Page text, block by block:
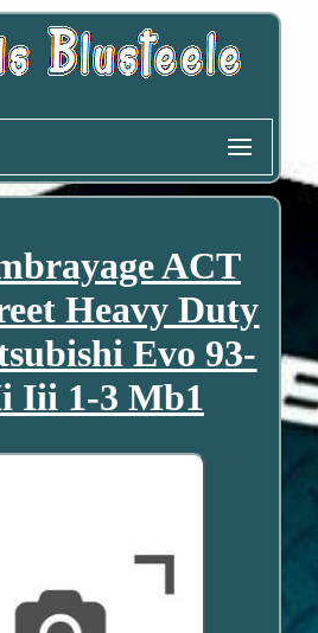
ACT
Heavy Duty
Evo 93-
Iii 1-3 Mb1